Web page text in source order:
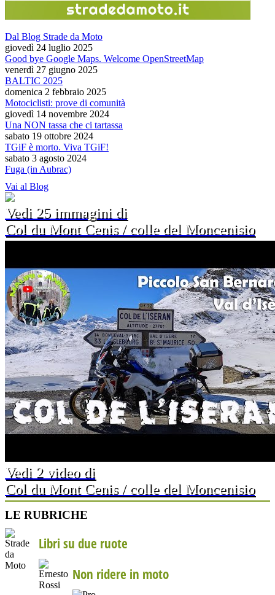
Dal Blog Strade da Moto
giovedì 24 luglio 2025
Good bye Google Maps. Welcome OpenStreetMap
venerdì 27 giugno 2025
BALTIC 2025
domenica 2 febbraio 2025
Motociclisti: prove di comunità
giovedì 14 novembre 2024
Una NON tassa che ci tartassa
sabato 19 ottobre 2024
TGiF è morto. Viva TGiF!
sabato 3 agosto 2024
Fuga (in Aubrac)
Vai al Blog
Vedi 25 immagini di
Col du Mont Cenis / colle del Moncenisio
Vedi 2 video di
Col du Mont Cenis / colle del Moncenisio
LE RUBRICHE
Libri su due ruote
Non ridere in moto